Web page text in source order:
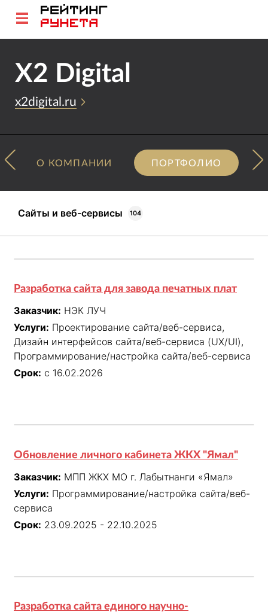
X2 Digital
x2digital.ru
О КОМПАНИИ ПОРТФОЛИО
Сайты и веб-сервисы 104
Разработка сайта для завода печатных плат
Заказчик: НЭК ЛУЧ
Услуги: Проектирование сайта/веб-сервиса,
Дизайн интерфейсов сайта/веб-сервиса (UX/UI),
Программирование/настройка сайта/веб-сервиса
Срок: с 16.02.2026
Обновление личного кабинета ЖКХ "Ямал"
Заказчик: МПП ЖКХ МО г. Лабытнанги «Ямал»
Услуги: Программирование/настройка сайта/веб-
сервиса
Срок: 23.09.2025 - 22.10.2025
Разработка сайта единого научно-